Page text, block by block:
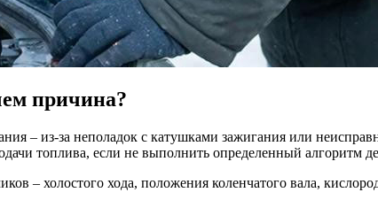
причина?
– из-за неполадок с катушками зажигания или
топлива, если не выполнить определенный алгоритм
– холостого хода, положения коленчатого вала,